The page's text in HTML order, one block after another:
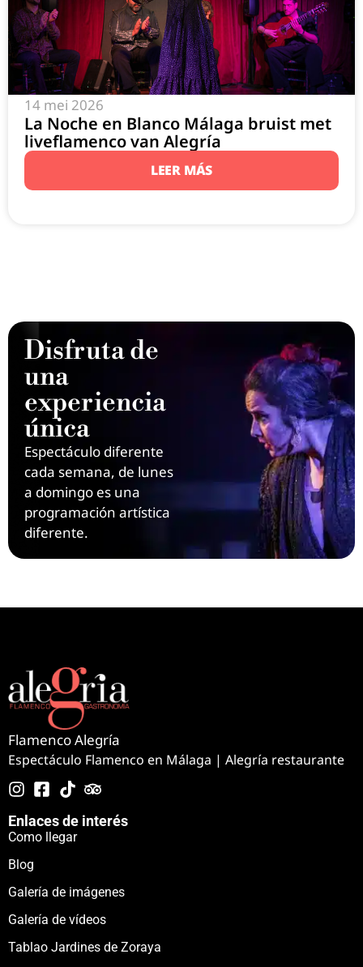
14 mei 2026
La Noche en Blanco Málaga bruist met
liveflamenco van Alegría
LEER MÁS
Disfruta de
una
experiencia
única
Espectáculo diferente
cada semana, de lunes
a domingo es una
programación artística
diferente.
Flamenco Alegría
Espectáculo Flamenco en Málaga | Alegría restaurante
Enlaces de interés
Como llegar
Blog
Galería de imágenes
Galería de vídeos
Tablao Jardines de Zoraya